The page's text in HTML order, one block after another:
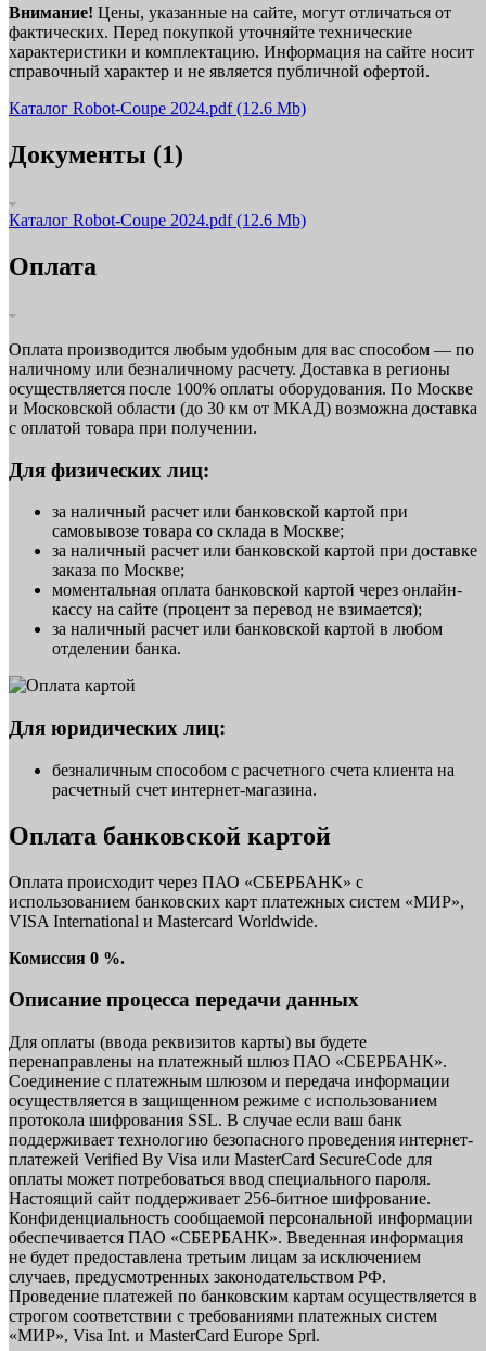
Внимание! Цены, указанные на сайте, могут отличаться от
фактических. Перед покупкой уточняйте технические
характеристики и комплектацию. Информация на сайте носит
справочный характер и не является публичной офертой.
Каталог Robot-Coupe 2024.pdf(12.6 Mb)
Документы (1)
Каталог Robot-Coupe 2024.pdf(12.6 Mb)
Оплата
Оплата производится любым удобным для вас способом — по
наличному или безналичному расчету. Доставка в регионы
осуществляется после 100% оплаты оборудования. По Москве
и Московской области (до 30 км от МКАД) возможна доставка
с оплатой товара при получении.
Для физических лиц:
за наличный расчет или банковской картой при
самовывозе товара со склада в Москве;
за наличный расчет или банковской картой при доставке
заказа по Москве;
моментальная оплата банковской картой через онлайн-
кассу на сайте (процент за перевод не взимается);
за наличный расчет или банковской картой в любом
отделении банка.
Для юридических лиц:
безналичным способом с расчетного счета клиента на
расчетный счет интернет-магазина.
Оплата банковской картой
Оплата происходит через ПАО «СБЕРБАНК» с
использованием банковских карт платежных систем «МИР»,
VISA International и Mastercard Worldwide.
Комиссия 0 %.
Описание процесса передачи данных
Для оплаты (ввода реквизитов карты) вы будете
перенаправлены на платежный шлюз ПАО «СБЕРБАНК».
Соединение с платежным шлюзом и передача информации
осуществляется в защищенном режиме с использованием
протокола шифрования SSL. В случае если ваш банк
поддерживает технологию безопасного проведения интернет-
платежей Verified By Visa или MasterCard SecureCode для
оплаты может потребоваться ввод специального пароля.
Настоящий сайт поддерживает 256-битное шифрование.
Конфиденциальность сообщаемой персональной информации
обеспечивается ПАО «СБЕРБАНК». Введенная информация
не будет предоставлена третьим лицам за исключением
случаев, предусмотренных законодательством РФ.
Проведение платежей по банковским картам осуществляется в
строгом соответствии с требованиями платежных систем
«МИР», Visa Int. и MasterCard Europe Sprl.